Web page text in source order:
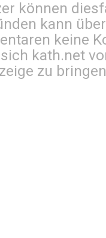
können
kann
keine
kath.net
zu